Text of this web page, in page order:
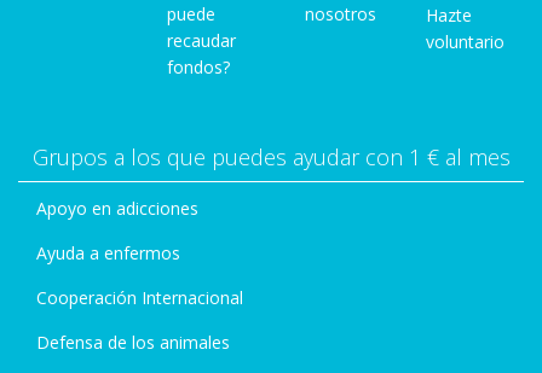
puede
recaudar
fondos?
nosotros
Hazte
voluntario
Grupos a los que puedes ayudar con 1 € al mes
Apoyo en adicciones
Ayuda a enfermos
Cooperación Internacional
Defensa de los animales